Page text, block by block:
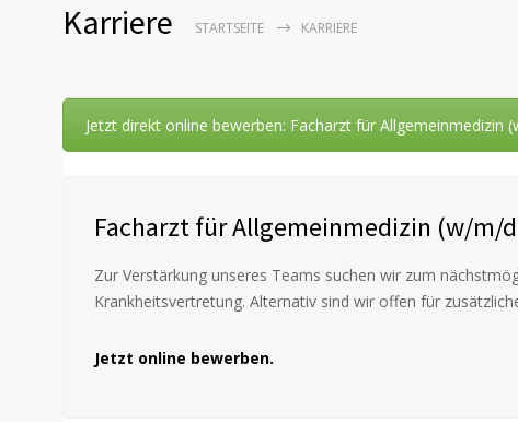
Karriere STARTSEITE KARRIERE
Jetzt direkt online bewerben: Facharzt für Allgemeinmedizin
Facharzt für Allgemeinmedizin (w/m/
Zur Verstärkung unseres Teams suchen wir zum
Krankheitsvertretung. Alternativ sind wir offen für
Jetzt online bewerben.